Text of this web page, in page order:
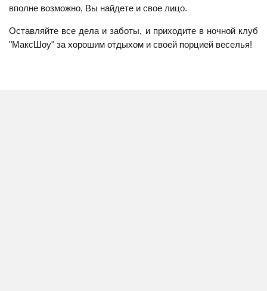
вполне возможно, Вы найдете и свое лицо.
Оставляйте все дела и заботы, и приходите в ночной клуб
"МаксШоу" за хорошим отдыхом и своей порцией веселья!